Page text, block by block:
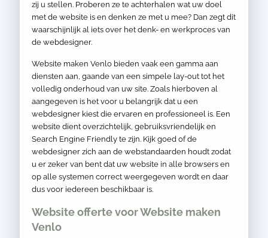
zij u stellen. Proberen ze te achterhalen wat uw doel
met de website is en denken ze met u mee? Dan zegt dit
waarschijnlijk al iets over het denk- en werkproces van
de webdesigner.
Website maken Venlo bieden vaak een gamma aan
diensten aan, gaande van een simpele lay-out tot het
volledig onderhoud van uw site. Zoals hierboven al
aangegeven is het voor u belangrijk dat u een
webdesigner kiest die ervaren en professioneel is. Een
website dient overzichtelijk, gebruiksvriendelijk en
Search Engine Friendly te zijn. Kijk goed of de
webdesigner zich aan de webstandaarden houdt zodat
u er zeker van bent dat uw website in alle browsers en
op alle systemen correct weergegeven wordt en daar
dus voor iedereen beschikbaar is.
Website offerte voor Website maken
Venlo